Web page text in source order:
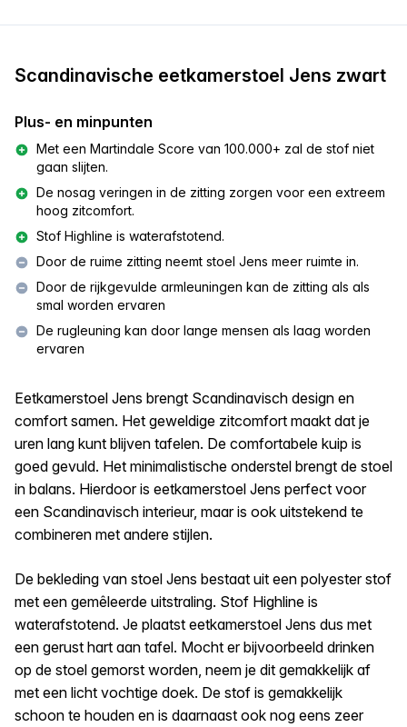
Scandinavische eetkamerstoel Jens zwart
Plus- en minpunten
Met een Martindale Score van 100.000+ zal de stof niet
gaan slijten.
De nosag veringen in de zitting zorgen voor een extreem
hoog zitcomfort.
Stof Highline is waterafstotend.
Door de ruime zitting neemt stoel Jens meer ruimte in.
Door de rijkgevulde armleuningen kan de zitting als als
smal worden ervaren
De rugleuning kan door lange mensen als laag worden
ervaren
Eetkamerstoel Jens brengt Scandinavisch design en
comfort samen. Het geweldige zitcomfort maakt dat je
uren lang kunt blijven tafelen. De comfortabele kuip is
goed gevuld. Het minimalistische onderstel brengt de stoel
in balans. Hierdoor is eetkamerstoel Jens perfect voor
een Scandinavisch interieur, maar is ook uitstekend te
combineren met andere stijlen.
De bekleding van stoel Jens bestaat uit een polyester stof
met een gemêleerde uitstraling. Stof Highline is
waterafstotend. Je plaatst eetkamerstoel Jens dus met
een gerust hart aan tafel. Mocht er bijvoorbeeld drinken
op de stoel gemorst worden, neem je dit gemakkelijk af
met een licht vochtige doek. De stof is gemakkelijk
schoon te houden en is daarnaast ook nog eens zeer